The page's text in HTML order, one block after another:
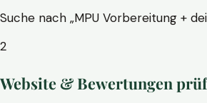
Suche nach „MPU Vorbereitung +
2
Website & Bewertungen